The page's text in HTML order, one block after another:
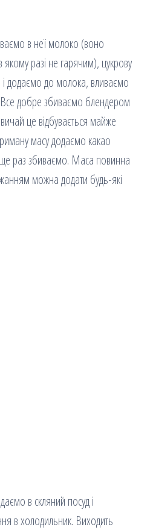
в неї молоко (воно
разі не гарячим), цукрову
і додаємо до молока, вливаємо
добре збиваємо блендером
це відбувається майже
масу додаємо какао
раз збиваємо. Маса повинна
можна додати будь-які
в скляний посуд і
в холодильник. Виходить